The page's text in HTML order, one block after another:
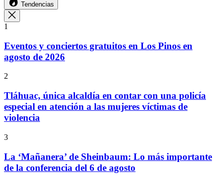
Tendencias
1
Eventos y conciertos gratuitos en Los Pinos en
agosto de 2026
2
Tláhuac, única alcaldía en contar con una policía
especial en atención a las mujeres víctimas de
violencia
3
La ‘Mañanera’ de Sheinbaum: Lo más importante
de la conferencia del 6 de agosto